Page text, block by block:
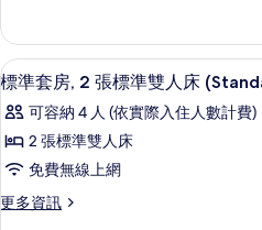
標
準
雙
人
床
(Club
Room)
客
房,
1
標
準
人
床
(Club
顯
示
標
準
房,
3
標準套房, 2 張標準雙人床
可容納 4 人 (依實際入住人數計費)
2 張標準雙人床
免費無線上網
更多資訊
更